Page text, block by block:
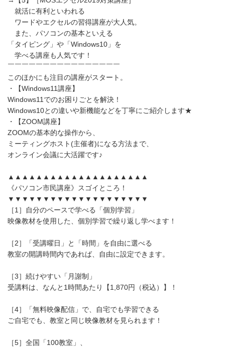
就活に有利といわれる
ワードやエクセルの習得講座が大人気。
また、パソコンの基本といえる
「タイピング」や「Windows10」を
学べる講座も人気です！
￣￣￣￣￣￣￣￣￣￣￣￣￣￣￣￣
このほかにも注目の講座がスタート。
・【Windows11講座】
Windows11でのお困りごとを解決！
Windows10との違いや新機能などを丁寧にご紹介します★
・【ZOOM講座】
ZOOMの基本的な操作から、
ミーティングホスト(主催者)になる方法まで、
オンライン会議に大活躍です♪
▲▲▲▲▲▲▲▲▲▲▲▲▲▲▲▲▲▲▲▲
《パソコン市民講座》スゴイところ！
▼▼▼▼▼▼▼▼▼▼▼▼▼▼▼▼▼▼▼▼
［1］自分のペースで学べる「個別学習」
映像教材を使用した、個別学習で繰り返し学べます！
［2］「受講曜日」と「時間」を自由に選べる
教室の開講時間内であれば、自由に設定できます。
［3］続けやすい「月謝制」
受講料は、なんと1時間あたり【1,870円（税込）】！
［4］「無料映像配信」で、自宅でも学習できる
ご自宅でも、教室と同じ映像教材を見られます！
［5］全国「100教室」、